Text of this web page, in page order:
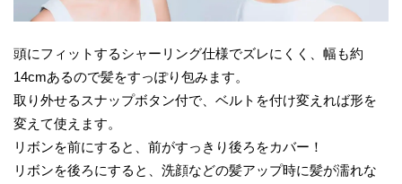
頭にフィットするシャーリング仕様でズレにくく、幅も約
14cmあるので髪をすっぽり包みます。
取り外せるスナップボタン付で、ベルトを付け変えれば形を
変えて使えます。
リボンを前にすると、前がすっきり後ろをカバー！
リボンを後ろにすると、洗顔などの髪アップ時に髪が濡れな